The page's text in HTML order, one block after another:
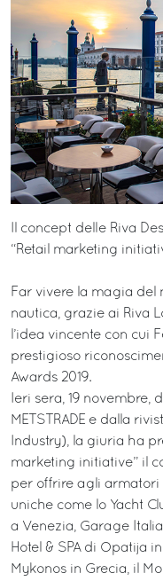
Il concept delle Riva
“Retail marketing
Far vivere la magia del
nautica, grazie ai Riva
l’idea vincente con cui
prestigioso
Awards 2019.
Ieri sera, 19 novembre,
METSTRADE e dalla
Industry), la giuria ha
marketing initiative” il
per offrire agli armatori
uniche come lo Yacht
a Venezia, Garage
Hotel & SPA di Opatija
Mykonos in Grecia, il